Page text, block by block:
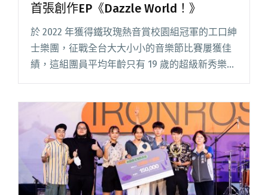
首張創作EP《Dazzle World！》
於 2022 年獲得鐵玫瑰熱音賞校園組冠軍的工口紳
士樂團，征戰全台大大小小的音樂節比賽屢獲佳
績，這組團員平均年齡只有 19 歲的超級新秀樂
團，在今年發行了首張全創作 EP《Dazzle
了自行閱讀全文 "鐵玫瑰熱音賞校園組冠軍工口
紳士 釋出首張創作EP《Dazzle World！》"